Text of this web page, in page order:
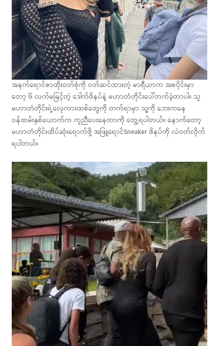
အနက်ရောင်ဇာထိုးဝတ်စုံကို ဝတ်ဆင်ထားတဲ့ မာရီယာက အစပိုင်းမှာ
တော့ ၆ လက်မမြင့်တဲ့ ဒေါက်ဖိနပ်နဲ့ မဟာတံတိုင်းပေါ်တက်ခဲ့တာပါ။ သူ
မဟာတံတိုင်းရဲ့လှေကားထစ်တွေကို တက်ရာမှာ သူ့ကို ဘေးကနေ
ဝန်ထမ်းနှစ်ယောက်က ကူညီပေးနေတာကို တွေ့ရပါတယ်။ နောက်တော့
မဟာတံတိုင်းထိပ်ဆုံးရောက်ဖို့ အဖြူရောင်Sneaker ဖိနပ်ကို လဲဝတ်လိုက်
ရပါတယ်။